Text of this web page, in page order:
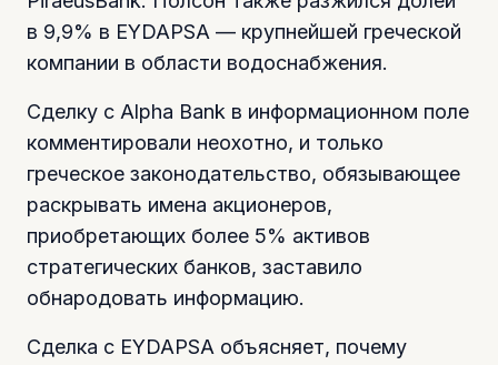
в 9,9% в EYDAPSA — крупнейшей греческой
компании в области водоснабжения.
Сделку с Alpha Bank в информационном поле
комментировали неохотно, и только
греческое законодательство, обязывающее
раскрывать имена акционеров,
приобретающих более 5% активов
стратегических банков, заставило
обнародовать информацию.
Сделка с EYDAPSA объясняет, почему